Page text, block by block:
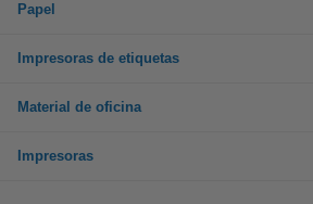
Papel
Impresoras de etiquetas
Material de oficina
Impresoras